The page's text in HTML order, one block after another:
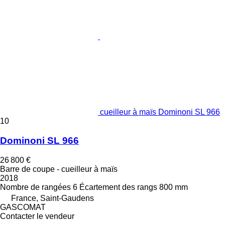
cueilleur à maïs Dominoni SL 966
10
Dominoni SL 966
26 800 €
Barre de coupe - cueilleur à maïs
2018
Nombre de rangées 6 Écartement des rangs 800 mm
France, Saint-Gaudens
GASCOMAT
Contacter le vendeur